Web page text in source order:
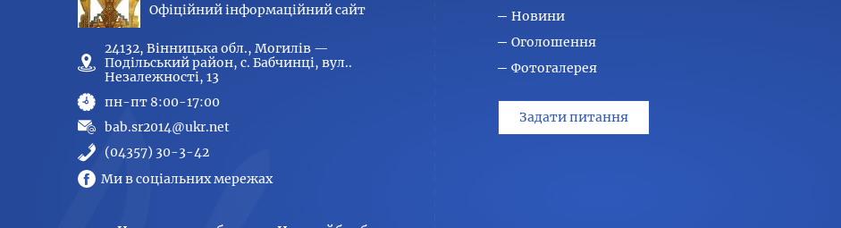
Офіційний інформаційний сайт
24132, Вінницька обл., Могилів —
Подільський район, с. Бабчинці, вул..
Незалежності, 13
пн-пт 8:00-17:00
bab.sr2014@ukr.net
(04357) 30-3-42
Ми в соціальних мережах
Новини
Оголошення
Фотогалерея
Задати питання